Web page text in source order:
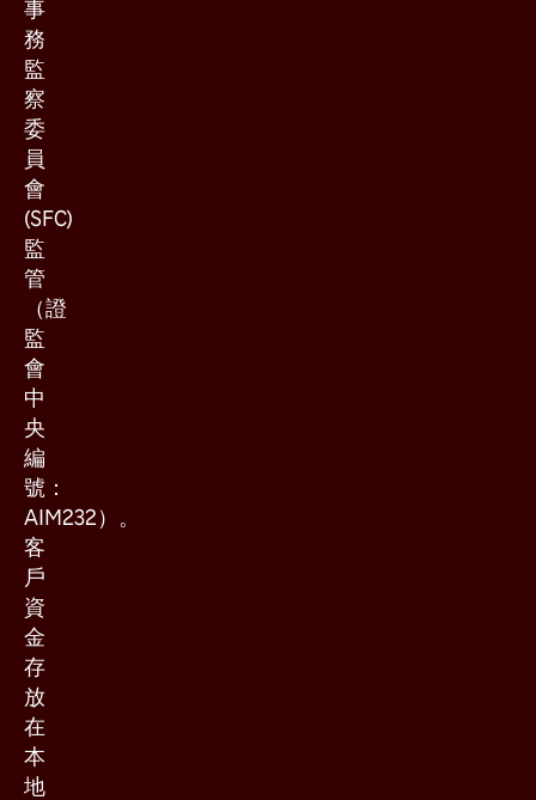
事
務
監
察
委
員
會
(SFC)
監
管
（證
監
會
中
央
編
號：
AIM232）。
客
戶
資
金
存
放
在
本
地